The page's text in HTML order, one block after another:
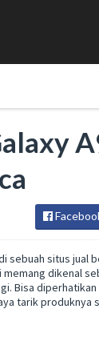
sebuah situs jual
dikenal
Bisa
tarik produknya